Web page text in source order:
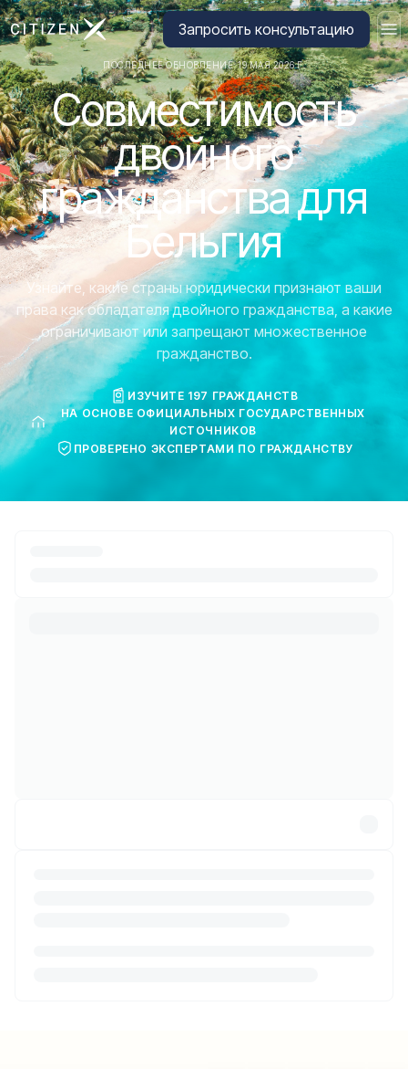
Перейти на главную страницу CitizenX
Запросить консультацию
ПОСЛЕДНЕЕ ОБНОВЛЕНИЕ: 19 МАЯ 2026 Г.
Совместимость
двойного
гражданства для
Бельгия
Узнайте, какие страны юридически признают ваши
права как обладателя двойного гражданства, а какие
ограничивают или запрещают множественное
гражданство.
ИЗУЧИТЕ 197 ГРАЖДАНСТВ
НА ОСНОВЕ ОФИЦИАЛЬНЫХ ГОСУДАРСТВЕННЫХ
ИСТОЧНИКОВ
ПРОВЕРЕНО ЭКСПЕРТАМИ ПО ГРАЖДАНСТВУ